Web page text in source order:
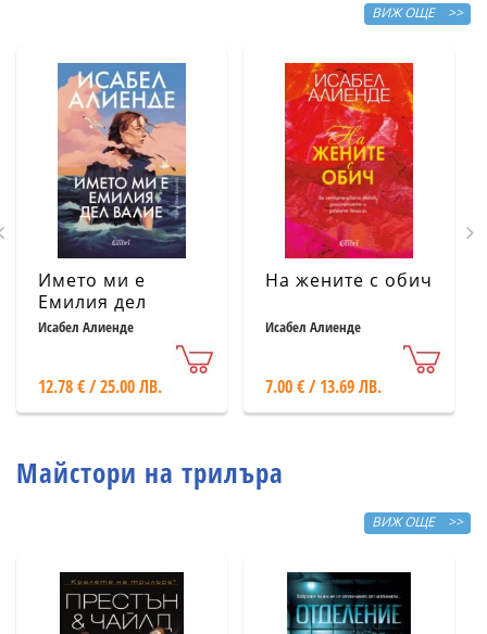
ВИЖ ОЩЕ >>
Името ми е
Емилия дел
Валие
Исабел Алиенде
12.78 € / 25.00 ЛВ.
На жените с обич
Исабел Алиенде
7.00 € / 13.69 ЛВ.
Майстори на трилъра
ВИЖ ОЩЕ >>